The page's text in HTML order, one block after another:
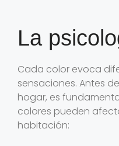
La
Cada color evoca
sensaciones. Antes
hogar, es
colores pueden
habitación: